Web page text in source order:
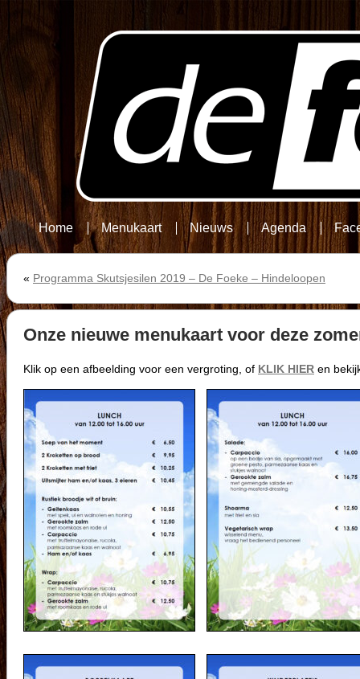
Home Menukaart Nieuws Agenda
« Programma Skutsjesilen 2019 – De Foeke – Hindeloopen
Onze nieuwe menukaart voor deze
Klik op een afbeelding voor een vergroting, of KLIK HIER en